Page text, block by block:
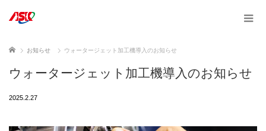
ホーム お知らせ ウォータージェット加工機導入のお知らせ
ウォータージェット加工機導入のお知らせ
2025.2.27